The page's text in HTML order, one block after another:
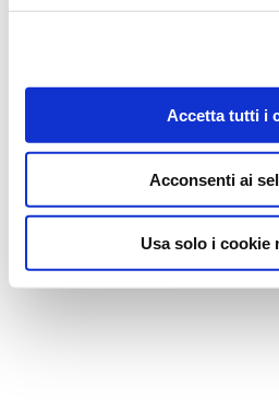
Accetta tutti i
Acconsenti ai
Usa solo i cookie